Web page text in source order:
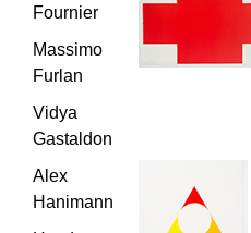
Fournier
Massimo
Furlan
Vidya
Gastaldon
Alex
Hanimann